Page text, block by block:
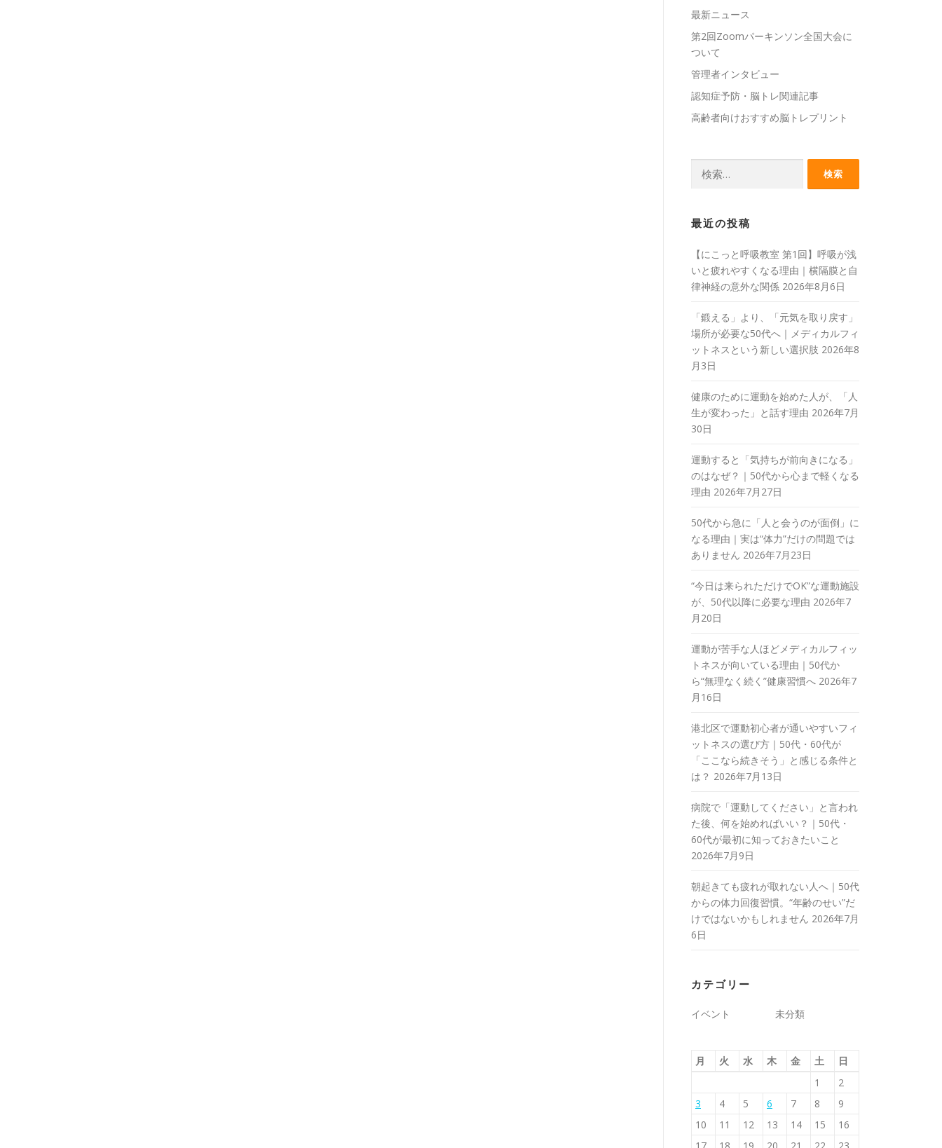
最新ニュース
第2回Zoomパーキンソン全国大会に
ついて
管理者インタビュー
認知症予防・脳トレ関連記事
高齢者向けおすすめ脳トレプリント
最近の投稿
【にこっと呼吸教室 第1回】呼吸が浅
いと疲れやすくなる理由｜横隔膜と自
律神経の意外な関係 2026年8月6日
「鍛える」より、「元気を取り戻す」
場所が必要な50代へ｜メディカルフィ
ットネスという新しい選択肢 2026年8
月3日
健康のために運動を始めた人が、「人
生が変わった」と話す理由 2026年7月
30日
運動すると「気持ちが前向きになる」
のはなぜ？｜50代から心まで軽くなる
理由 2026年7月27日
50代から急に「人と会うのが面倒」に
なる理由｜実は“体力”だけの問題では
ありません 2026年7月23日
“今日は来られただけでOK”な運動施設
が、50代以降に必要な理由 2026年7
月20日
運動が苦手な人ほどメディカルフィッ
トネスが向いている理由｜50代か
ら“無理なく続く”健康習慣へ 2026年7
月16日
港北区で運動初心者が通いやすいフィ
ットネスの選び方｜50代・60代が
「ここなら続きそう」と感じる条件と
は？ 2026年7月13日
病院で「運動してください」と言われ
た後、何を始めればいい？｜50代・
60代が最初に知っておきたいこと
2026年7月9日
朝起きても疲れが取れない人へ｜50代
からの体力回復習慣。“年齢のせい”だ
けではないかもしれません 2026年7月
6日
カテゴリー
イベント 未分類
月 火 水 木 金 土
日
1
2
3
4 5 6 7 8
9
10
11 12 13 14 15
16